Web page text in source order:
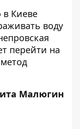
Киеве
воду
перейти на
Малюгин